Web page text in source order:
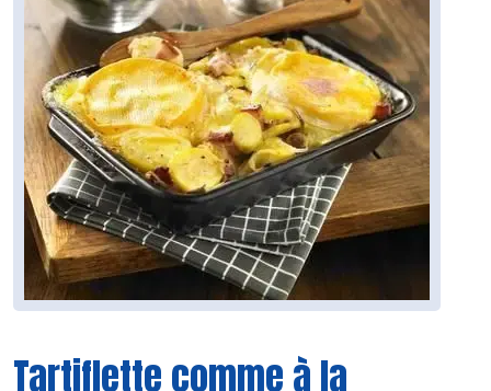
Tartiflette comme à la